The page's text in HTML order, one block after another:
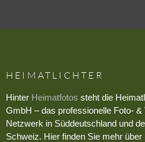
HEIMATLICHTER
Hinter Heimatfotos steht die
GmbH – das professionelle Foto- &
Netzwerk in Süddeutschland und
Schweiz. Hier finden Sie mehr über